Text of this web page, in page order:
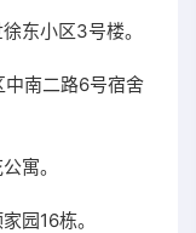
东小区3号楼。
南二路6号宿舍
寓。
园16栋。